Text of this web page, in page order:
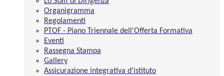
Organigramma
Regolamenti
PTOF - Piano Triennale dell'Offerta Formativa
Eventi
Rassegna Stampa
Gallery
Assicurazione integrativa d'istituto